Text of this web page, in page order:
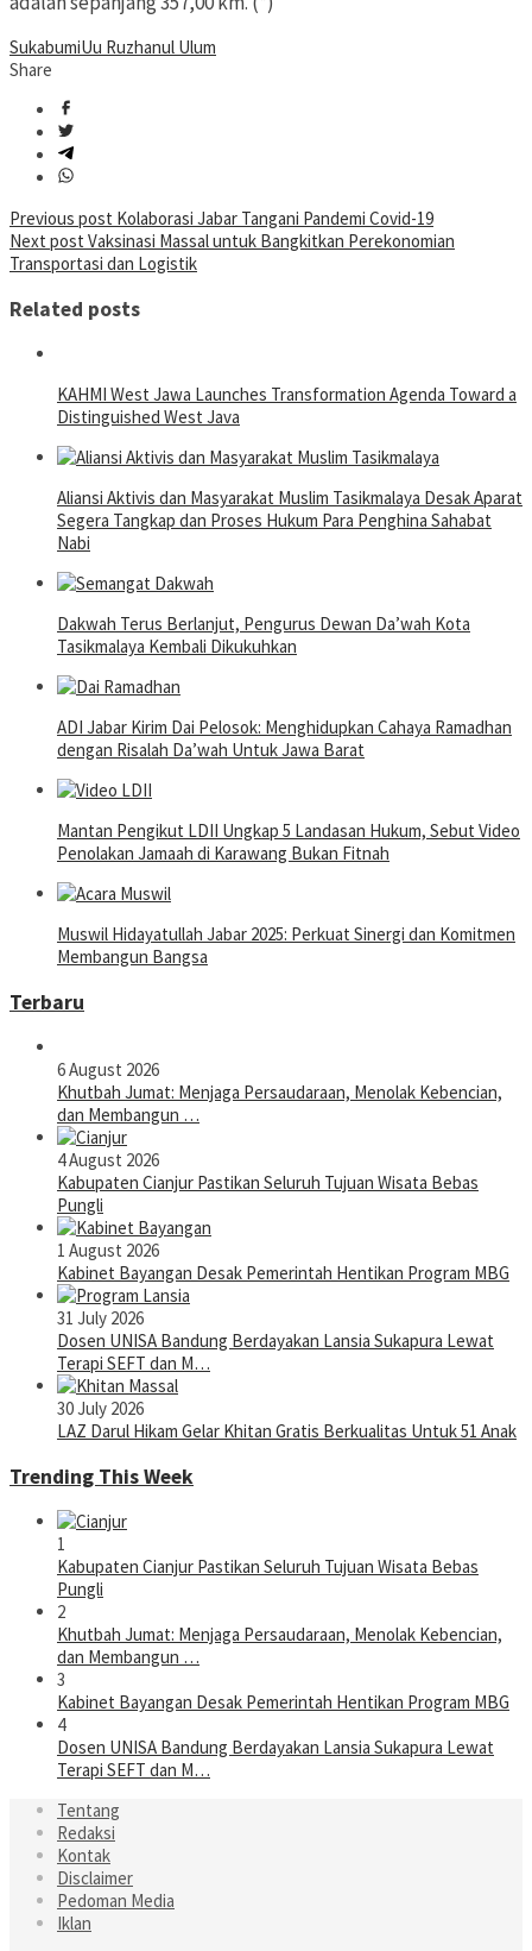
SukabumiUu Ruzhanul Ulum
Share
Post
navigation
Previous post Kolaborasi Jabar Tangani Pandemi Covid-19
Next post Vaksinasi Massal untuk Bangkitkan Perekonomian
Transportasi dan Logistik
Related posts
KAHMI West Jawa Launches Transformation Agenda Toward a
Distinguished West Java
Aliansi Aktivis dan Masyarakat Muslim Tasikmalaya Desak Aparat
Segera Tangkap dan Proses Hukum Para Penghina Sahabat
Nabi
Dakwah Terus Berlanjut, Pengurus Dewan Da’wah Kota
Tasikmalaya Kembali Dikukuhkan
ADI Jabar Kirim Dai Pelosok: Menghidupkan Cahaya Ramadhan
dengan Risalah Da’wah Untuk Jawa Barat
Mantan Pengikut LDII Ungkap 5 Landasan Hukum, Sebut Video
Penolakan Jamaah di Karawang Bukan Fitnah
Muswil Hidayatullah Jabar 2025: Perkuat Sinergi dan Komitmen
Membangun Bangsa
Terbaru
6 August 2026
Khutbah Jumat: Menjaga Persaudaraan, Menolak Kebencian,
dan Membangun …
4 August 2026
Kabupaten Cianjur Pastikan Seluruh Tujuan Wisata Bebas
Pungli
1 August 2026
Kabinet Bayangan Desak Pemerintah Hentikan Program MBG
31 July 2026
Dosen UNISA Bandung Berdayakan Lansia Sukapura Lewat
Terapi SEFT dan M…
30 July 2026
LAZ Darul Hikam Gelar Khitan Gratis Berkualitas Untuk 51 Anak
Trending This Week
1
Kabupaten Cianjur Pastikan Seluruh Tujuan Wisata Bebas
Pungli
2
Khutbah Jumat: Menjaga Persaudaraan, Menolak Kebencian,
dan Membangun …
3
Kabinet Bayangan Desak Pemerintah Hentikan Program MBG
4
Dosen UNISA Bandung Berdayakan Lansia Sukapura Lewat
Terapi SEFT dan M…
Tentang
Redaksi
Kontak
Disclaimer
Pedoman Media
Iklan